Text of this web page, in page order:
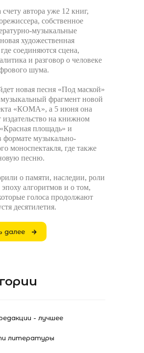
автора уже 12 книг,
собственное
музыкальные
художественная
соединяются сцена,
и разговор о человеке
шума.
новая песня «Под маской»
фрагмент новой
«КОМА», а 5 июня она
издательство на книжном
площадь» и
формате музыкально-
моноспектакля, где также
песню.
о памяти, наследии, роли
эпоху алгоритмов и о том,
голоса продолжают
десятилетия.
далее
- лучшее
литературы